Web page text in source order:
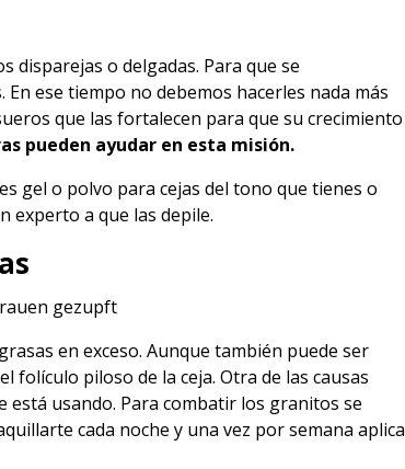
disparejas o delgadas. Para que se
ese tiempo no debemos hacerles nada más
que las fortalecen para que su crecimiento
pueden ayudar en esta misión.
gel o polvo para cejas del tono que tienes o
experto a que las depile.
en exceso. Aunque también puede ser
folículo piloso de la ceja. Otra de las causas
está usando. Para combatir los granitos se
cada noche y una vez por semana aplica